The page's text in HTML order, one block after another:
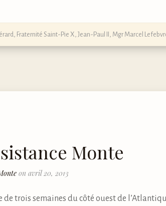
Fraternité Saint-Pie X Jean-Paul II Mgr Marcel
Monte
on avril 20, 2013
de trois semaines du côté ouest de